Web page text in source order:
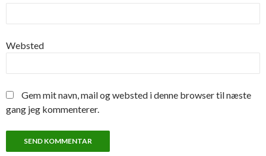
Websted
Gem mit navn, mail og websted i denne browser til næste
gang jeg kommenterer.